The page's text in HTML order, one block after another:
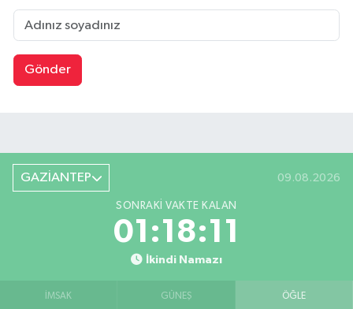
Gönder
GAZİANTEP 09.08.2026
SONRAKI VAKTE KALAN
01:18:10
İkindi Namazı
İMSAK GÜNEŞ ÖĞLE